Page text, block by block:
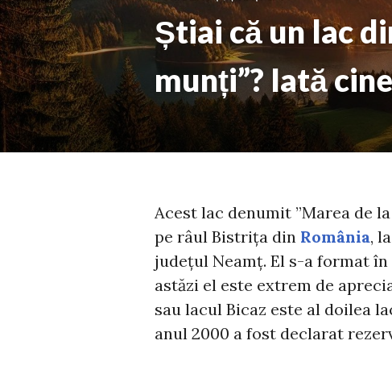
Știai că un lac
munți”? Iată
Acest lac denumit ”Marea de
pe râul Bistrița din România,
județul Neamț. El s-a format
astăzi el este extrem de
sau lacul Bicaz este al doilea
anul 2000 a fost declarat